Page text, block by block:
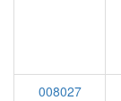
008027